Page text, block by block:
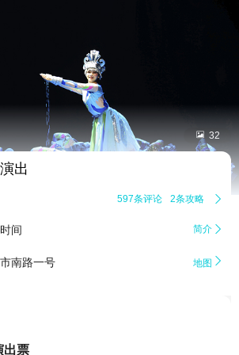
 32
出
597条评论 2条攻略 
间 简介 
南路一号 地图 
出票